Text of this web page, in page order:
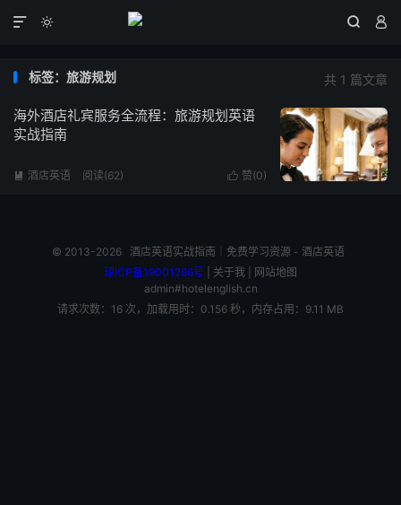
  

共 1 篇文章
标签：旅游规划
海外酒店礼宾服务全流程：旅游规划英语
实战指南
 赞(0)
 酒店英语 阅读(62)
© 2013-2026 酒店英语实战指南｜免费学习资源 - 酒店英语
琼ICP备19001286号
关于我
网站地图
admin#hotelenglish.cn
请求次数：16 次，加载用时：0.156 秒，内存占用：9.11 MB